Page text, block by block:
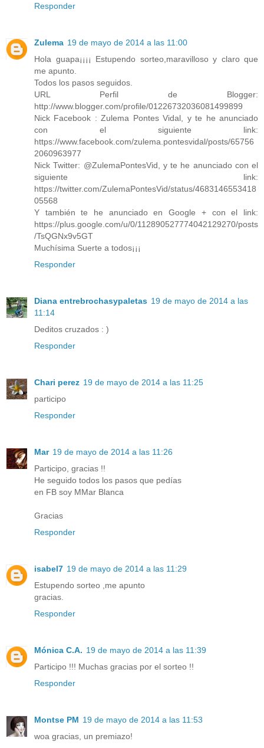
Responder
Zulema 19 de mayo de 2014 a las 11:00
Hola guapa¡¡¡¡ Estupendo sorteo,maravilloso y claro que
me apunto.
Todos los pasos seguidos.
URL Perfil de Blogger:
http://www.blogger.com/profile/01226732036081499899
Nick Facebook : Zulema Pontes Vidal, y te he anunciado
con el siguiente link:
https://www.facebook.com/zulema.pontesvidal/posts/65756
2060963977
Nick Twitter: @ZulemaPontesVid, y te he anunciado con el
siguiente link:
https://twitter.com/ZulemaPontesVid/status/4683146553418
05568
Y también te he anunciado en Google + con el link:
https://plus.google.com/u/0/112890527774042129270/posts
/TsQGNx9v5GT
Muchísima Suerte a todos¡¡¡
Responder
Diana entrebrochasypaletas 19 de mayo de 2014 a las
11:14
Deditos cruzados : )
Responder
Chari perez 19 de mayo de 2014 a las 11:25
participo
Responder
Mar 19 de mayo de 2014 a las 11:26
Participo, gracias !!
He seguido todos los pasos que pedías
en FB soy MMar Blanca
Gracias
Responder
isabel7 19 de mayo de 2014 a las 11:29
Estupendo sorteo ,me apunto
gracias.
Responder
Mónica C.A. 19 de mayo de 2014 a las 11:39
Participo !!! Muchas gracias por el sorteo !!
Responder
Montse PM 19 de mayo de 2014 a las 11:53
woa gracias, un premiazo!